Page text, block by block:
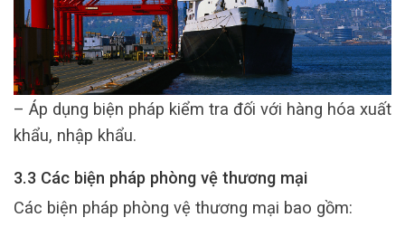
– Áp dụng biện pháp kiểm tra đối với hàng hóa xuất
khẩu, nhập khẩu.
3.3 Các biện pháp phòng vệ thương mại
Các biện pháp phòng vệ thương mại bao gồm: